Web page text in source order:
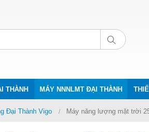
THÀNH MÁY NNNLMT ĐẠI THÀNH
Đại Thành Vigo Máy năng lượng mặt trời